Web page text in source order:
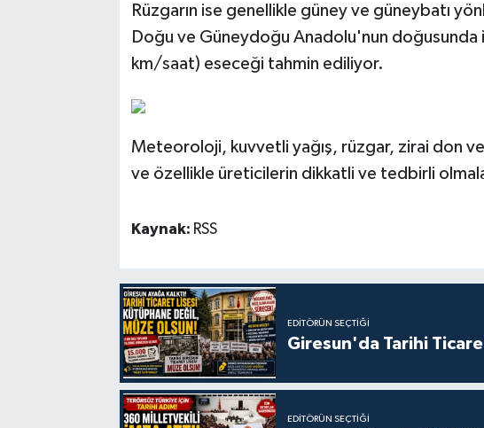
Rüzgarın ise genellikle güney ve güneybatı
Doğu ve Güneydoğu Anadolu'nun
km/saat) eseceği tahmin ediliyor.
Meteoroloji, kuvvetli yağış, rüzgar, zirai don ve
ve özellikle üreticilerin dikkatli ve tedbirli
Kaynak: RSS
EDITÖRÜN SEÇTIĞI
Giresun'da Tarihi
EDITÖRÜN SEÇTIĞI